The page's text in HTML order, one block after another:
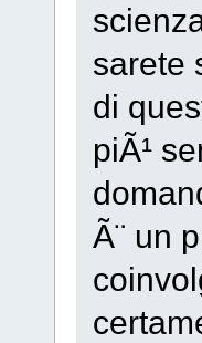
sarete
di
piÃ¹
Ã¨ un